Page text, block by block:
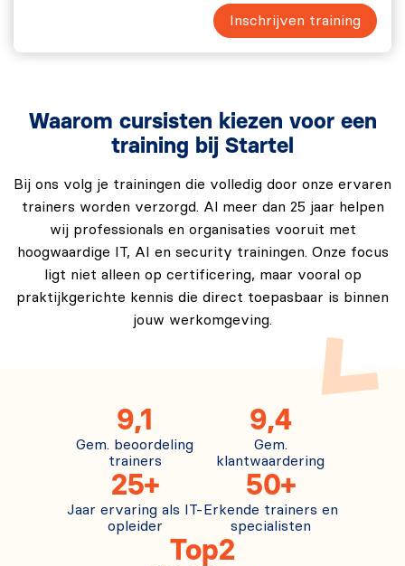
Inschrijven training
Waarom cursisten kiezen voor een
training bij Startel
Bij ons volg je trainingen die volledig door onze ervaren
trainers worden verzorgd. Al meer dan 25 jaar helpen
wij professionals en organisaties vooruit met
hoogwaardige IT, AI en security trainingen. Onze focus
ligt niet alleen op certificering, maar vooral op
praktijkgerichte kennis die direct toepasbaar is binnen
jouw werkomgeving.
9,1
Gem. beoordeling
trainers
9,4
Gem.
klantwaardering
25+
Jaar ervaring als IT-
opleider
50+
Erkende trainers en
specialisten
Top2